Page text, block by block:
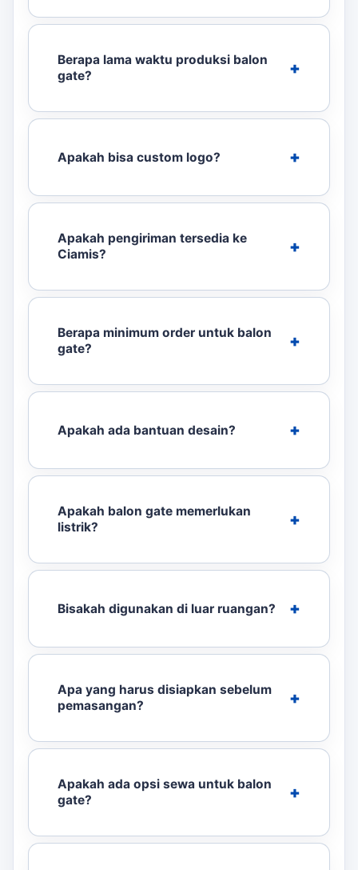
Berapa lama waktu produksi balon
gate?
Apakah bisa custom logo?
Apakah pengiriman tersedia ke
Ciamis?
Berapa minimum order untuk balon
gate?
Apakah ada bantuan desain?
Apakah balon gate memerlukan
listrik?
Bisakah digunakan di luar ruangan?
Apa yang harus disiapkan sebelum
pemasangan?
Apakah ada opsi sewa untuk balon
gate?